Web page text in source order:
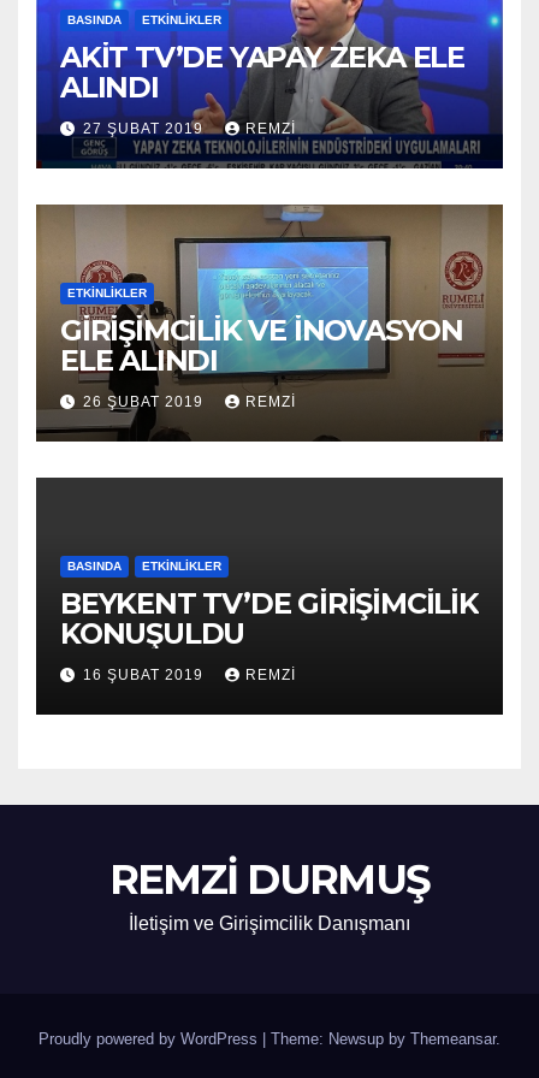
BASINDA ETKINLIKLER
AKİT TV’DE YAPAY ZEKA ELE
ALINDI
27 ŞUBAT 2019 REMZI
ETKINLIKLER
GİRİŞİMCİLİK VE İNOVASYON
ELE ALINDI
26 ŞUBAT 2019 REMZI
BASINDA ETKINLIKLER
BEYKENT TV’DE GİRİŞİMCİLİK
KONUŞULDU
16 ŞUBAT 2019 REMZI
REMZİ DURMUŞ
İletişim ve Girişimcilik Danışmanı
Proudly powered by WordPress Theme: Newsup by Themeansar.